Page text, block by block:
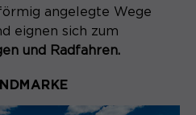
angelegte Wege
eignen sich zum
und Radfahren.